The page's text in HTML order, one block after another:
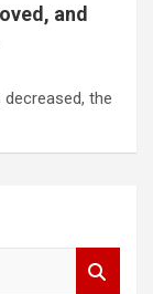
and
decreased, the